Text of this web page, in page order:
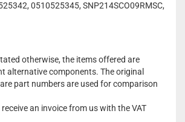
0510525345, SNP214SCO09RMSC,
otherwise, the items offered are
alternative components. The original
part numbers are used for comparison
an invoice from us with the VAT